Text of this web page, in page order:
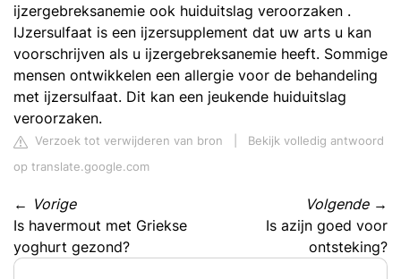
ijzergebreksanemie ook huiduitslag veroorzaken .
IJzersulfaat is een ijzersupplement dat uw arts u kan
voorschrijven als u ijzergebreksanemie heeft. Sommige
mensen ontwikkelen een allergie voor de behandeling
met ijzersulfaat. Dit kan een jeukende huiduitslag
veroorzaken.
Verzoek tot verwijderen van bron
Bekijk volledig antwoord
op translate.google.com
← Vorige
Is havermout met Griekse
yoghurt gezond?
Volgende→
Is azijn goed voor
ontsteking?